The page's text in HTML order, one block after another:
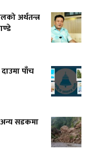
अर्थतन्त्र
पाँच
अन्य सडकमा